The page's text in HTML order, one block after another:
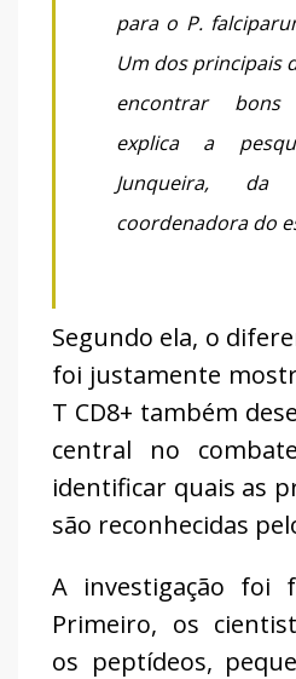
para o P.
Um dos principais
encontrar bons
explica a
Junqueira, da
coordenadora do
Segundo ela, o
foi justamente
T CD8+ também
central no
identificar quais as
são reconhecidas
A investigação foi
Primeiro, os
os peptídeos,